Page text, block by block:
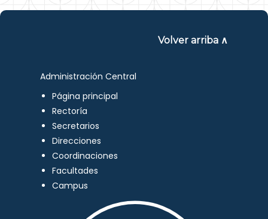
Volver arriba ∧
Administración Central
Página principal
Rectoría
Secretarios
Direcciones
Coordinaciones
Facultades
Campus